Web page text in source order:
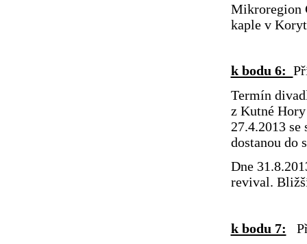
Mikroregion
kaple v
k bodu 6:
Termín
z Kutné
27.4.2013 se
dostanou do
Dne
revival.
k bodu 7: